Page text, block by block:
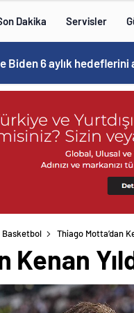
Dakika Servisler
Biden 6 aylık hedeflerini
Basketbol Thiago Motta’dan